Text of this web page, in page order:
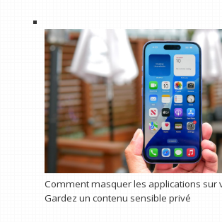
Comment masquer les applications sur
Gardez un contenu sensible privé